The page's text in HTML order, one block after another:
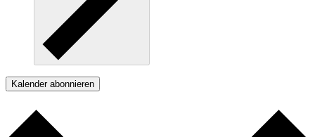
Kalender abonnieren